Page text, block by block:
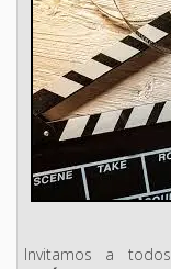
Invitamos a